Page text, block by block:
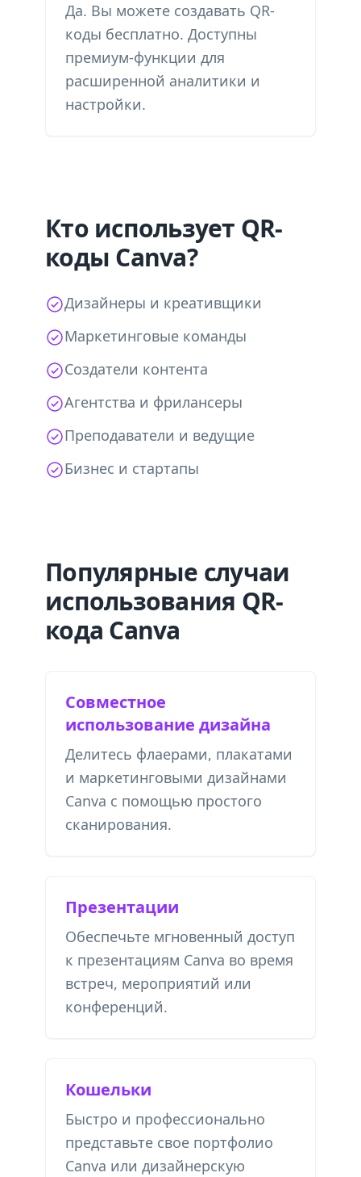
Да. Вы можете создавать QR-
коды бесплатно. Доступны
премиум-функции для
расширенной аналитики и
настройки.
Кто использует QR-
коды Canva?
Дизайнеры и креативщики
Маркетинговые команды
Создатели контента
Агентства и фрилансеры
Преподаватели и ведущие
Бизнес и стартапы
Популярные случаи
использования QR-
кода Canva
Совместное
использование дизайна
Делитесь флаерами, плакатами
и маркетинговыми дизайнами
Canva с помощью простого
сканирования.
Презентации
Обеспечьте мгновенный доступ
к презентациям Canva во время
встреч, мероприятий или
конференций.
Кошельки
Быстро и профессионально
представьте свое портфолио
Canva или дизайнерскую